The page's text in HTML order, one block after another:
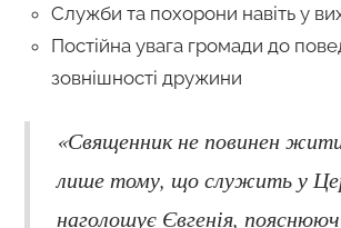
Служби та похорони навіть у
Постійна увага громади до
зовнішності дружини
«Священник не повинен
лише тому, що служить у
наголошує Євгенія,